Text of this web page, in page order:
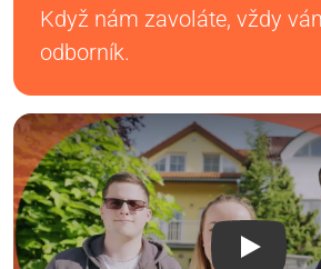
Když nám zavoláte, vždy
odborník.